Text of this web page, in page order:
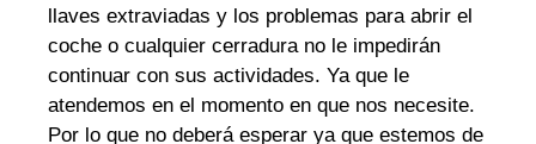
llaves extraviadas y los problemas para abrir el
coche o cualquier cerradura no le impedirán
continuar con sus actividades. Ya que le
atendemos en el momento en que nos necesite.
Por lo que no deberá esperar ya que estemos de